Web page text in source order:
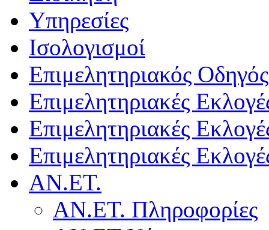
Υπηρεσίες
Ισολογισμοί
Επιμελητηριακός Οδηγός
Επιμελητηριακές
Επιμελητηριακές
Επιμελητηριακές
ΑΝ.ΕΤ.
ΑΝ.ΕΤ. Πληροφορίες